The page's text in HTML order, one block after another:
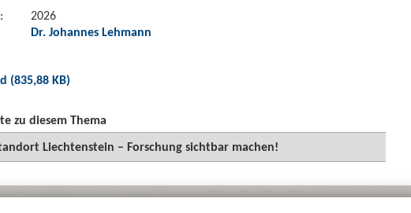
2026
Dr. Johannes Lehmann
(835,88 KB)
zu diesem Thema
Liechtenstein – Forschung sichtbar machen!